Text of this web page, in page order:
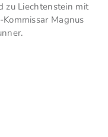
zu Liechtenstein mit
Kommissar Magnus